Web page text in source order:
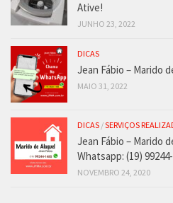
Ative!
JUNHO 23, 2022
DICAS
Jean Fábio – Marido
MAIO 31, 2022
DICAS /SERVIÇOS
Jean Fábio – Marido
Whatsapp: (19)
NOVEMBRO 24, 2020